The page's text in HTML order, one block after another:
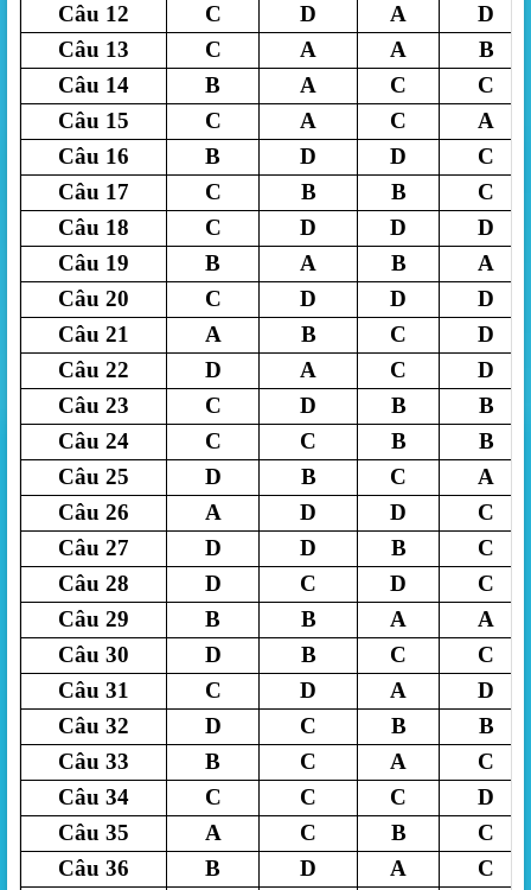
Câu 12
C D A
D
Câu 13
C A A
B
Câu 14
B A C
C
Câu 15
C A C
A
Câu 16
B D D
C
Câu 17
C B B
C
Câu 18
C D D
D
Câu 19
B A B
A
Câu 20
C D D
D
Câu 21
A B C
D
Câu 22
D A C
D
Câu 23
C D B
B
Câu 24
C C B
B
Câu 25
D B C
A
Câu 26
A D D
C
Câu 27
D D B
C
Câu 28
D C D
C
Câu 29
B B A
A
Câu 30
D B C
C
Câu 31
C D A
D
Câu 32
D C B
B
Câu 33
B C A
C
Câu 34
C C C
D
Câu 35
A C B
C
Câu 36
B D A
C